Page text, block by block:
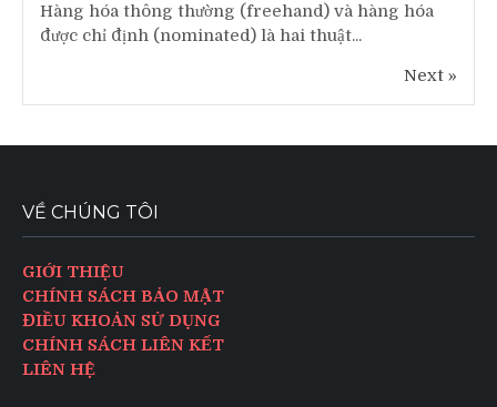
Hàng hóa thông thường (freehand) và hàng hóa
được chỉ định (nominated) là hai thuật...
Next »
VỀ CHÚNG TÔI
GIỚI THIỆU
CHÍNH SÁCH BẢO MẬT
ĐIỀU KHOẢN SỬ DỤNG
CHÍNH SÁCH LIÊN KẾT
LIÊN HỆ